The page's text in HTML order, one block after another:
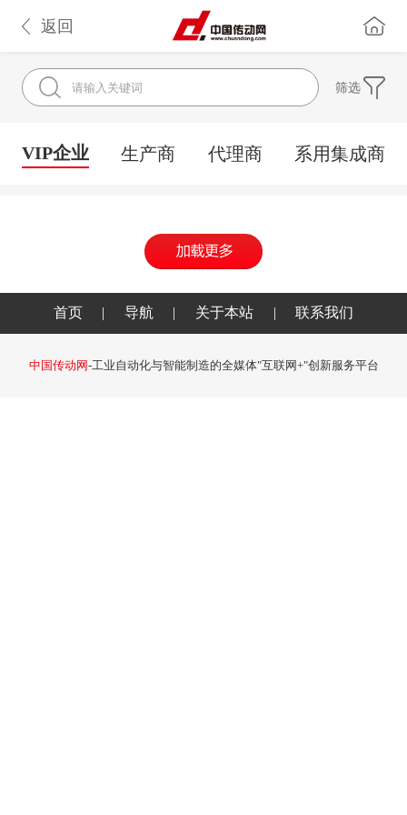
返回
筛选
VIP企业 生产商 代理商 系用集成商
首页 | 导航 | 关于本站 | 联系我们
中国传动网-工业自动化与智能制造的全媒体"互联网+"创新服务平台